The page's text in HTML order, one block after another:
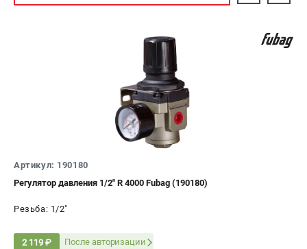
Артикул: 190180
Регулятор давления 1/2" R 4000 Fubag (190180)
Резьба: 1/2"
2 119 ₽ После авторизации